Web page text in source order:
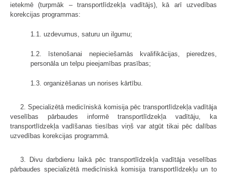
ietekmē (turpmāk – transportlīdzekļa vadītājs), kā arī uzvedības
korekcijas programmas:
1.1. uzdevumus, saturu un ilgumu;
1.2. īstenošanai nepieciešamās kvalifikācijas, pieredzes,
personāla un telpu pieejamības prasības;
1.3. organizēšanas un norises kārtību.
2. Specializētā medicīniskā komisija pēc transportlīdzekļa vadītāja
veselības pārbaudes informē transportlīdzekļa vadītāju, ka
transportlīdzekļa vadīšanas tiesības viņš var atgūt tikai pēc dalības
uzvedības korekcijas programmā.
3. Divu darbdienu laikā pēc transportlīdzekļa vadītāja veselības
pārbaudes specializētā medicīniskā komisija transportlīdzekļu un to